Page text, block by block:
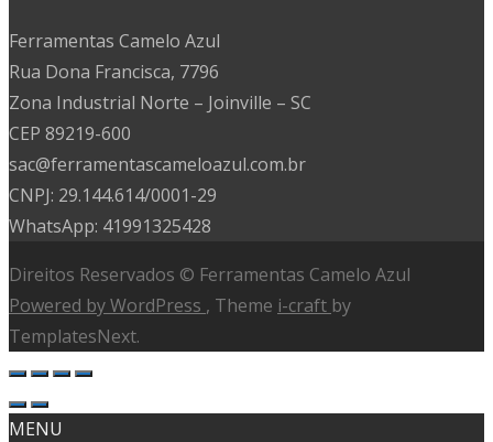
Ferramentas Camelo Azul
Rua Dona Francisca, 7796
Zona Industrial Norte – Joinville – SC
CEP 89219-600
sac@ferramentascameloazul.com.br
CNPJ: 29.144.614/0001-29
WhatsApp: 41991325428
Direitos Reservados © Ferramentas Camelo Azul
Powered by WordPress , Theme i-craft by
TemplatesNext.
MENU